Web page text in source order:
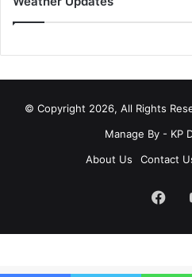
© Copyright 2026, All Rights
Manage By - KP
About Us
Contact